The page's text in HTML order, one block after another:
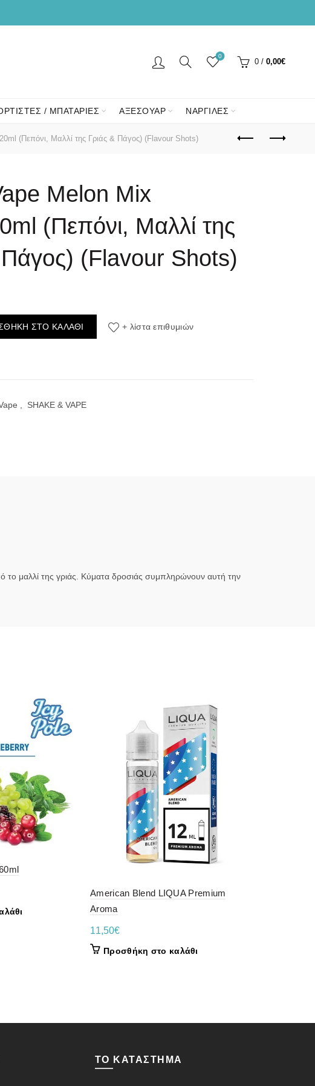
0
0 / 0,00€
/ ΜΠΑΤΑΡΙΕΣ ΑΞΕΣΟΥΑΡ ΝΑΡΓΙΛΕΣ
(Πεπόνι, Μαλλί της Γριάς & Πάγος) (Flavour Shots)
Melon Mix
(Πεπόνι, Μαλλί της
Πάγος) (Flavour Shots)
Mix 40ml/120ml (Πεπόνι, Μαλλί της Γριάς & Πάγος) (Flavour Shots) ποσότητα
ΣΤΟ ΚΑΛΆΘΙ + λίστα επιθυμιών
SHAKE & VAPE
το μαλλί της γριάς. Κύματα δροσιάς συμπληρώνουν αυτή την
American Blend LIQUA Premium
Aroma
11,50€
Προσθήκη στο καλάθι
ΤΟ ΚΑΤΆΣΤΗΜΑ